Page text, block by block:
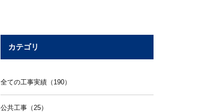
カテゴリ
全ての工事実績（190）
公共工事（25）